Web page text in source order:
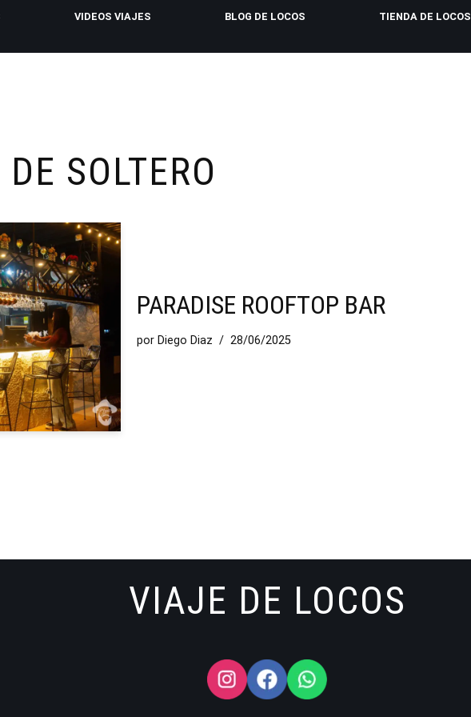
VIDEOS VIAJES BLOG DE LOCOS TIENDA DE LOCOS
SOLTERO
PARADISE ROOFTOP BAR
por Diego Diaz 28/06/2025
VIAJE DE LOCOS